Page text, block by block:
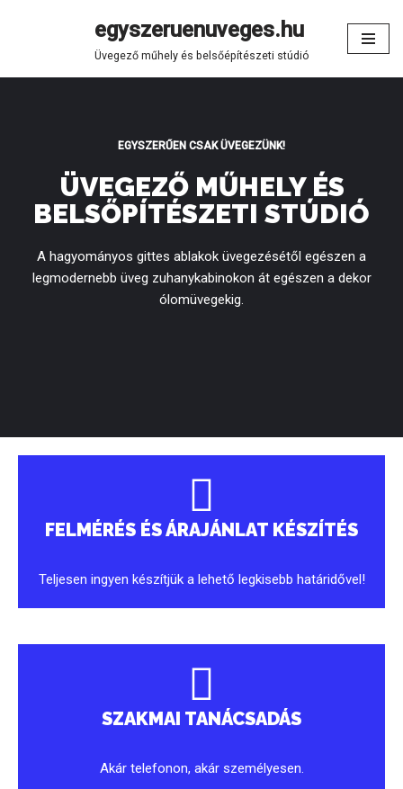
egyszeruenuveges.hu
Üvegező műhely és belsőépítészeti stúdió
EGYSZERŰEN CSAK ÜVEGEZÜNK!
ÜVEGEZŐ MŰHELY ÉS
BELSŐPÍTÉSZETI STÚDIÓ
A hagyományos gittes ablakok üvegezésétől egészen a
legmodernebb üveg zuhanykabinokon át egészen a dekor
ólomüvegekig.
FELMÉRÉS ÉS ÁRAJÁNLAT KÉSZÍTÉS
Teljesen ingyen készítjük a lehető legkisebb határidővel!
SZAKMAI TANÁCSADÁS
Akár telefonon, akár személyesen.